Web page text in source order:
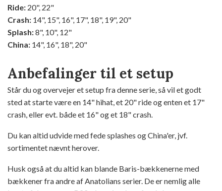
Ride: 20", 22"
Crash: 14", 15", 16", 17", 18", 19", 20"
Splash:8", 10", 12"
China: 14", 16", 18", 20"
Anbefalinger til et setup
Står du og overvejer et setup fra denne serie, så vil et godt
sted at starte være en 14" hihat, et 20" ride og enten et 17"
crash, eller evt. både et 16" og et 18" crash.
Du kan altid udvide med fede splashes og China'er, jvf.
sortimentet nævnt herover.
Husk også at du altid kan blande Baris-bækkenerne med
bækkener fra andre af Anatolians serier. De er nemlig alle